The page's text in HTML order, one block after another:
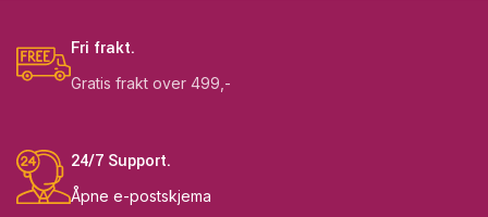
Fri frakt.
Gratis frakt over 499,-
24/7 Support.
Åpne e-postskjema